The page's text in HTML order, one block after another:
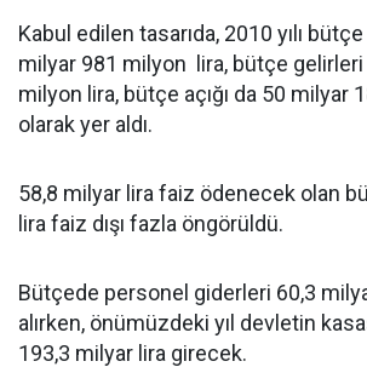
Kabul edilen tasarıda, 2010 yılı
milyar 981 milyon lira, bütçe
milyon lira, bütçe açığı da 50 milyar
olarak yer aldı.
58,8 milyar lira faiz ödenecek olan
lira faiz dışı fazla öngörüldü.
Bütçede personel giderleri 60,3
alırken, önümüzdeki yıl devletin
193,3 milyar lira girecek.